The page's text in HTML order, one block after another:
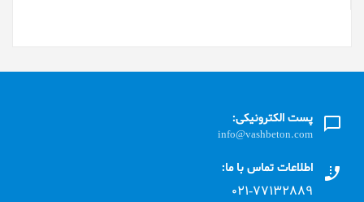
پست الکترونیکی:
info@vashbeton.com
اطلاعات تماس با ما:
۰۲۱-۷۷۱٣۲۸۸۹